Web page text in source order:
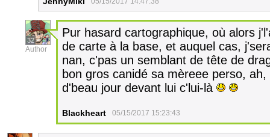
32
Author
Pur hasard cartographique, où alors
de carte à la base, et auquel cas,
nan, c'pas un semblant de tête de
bon gros canidé sa mèreee perso,
d'beau jour devant lui c'lui-là
Blackheart 05/15/2017 15:23:43